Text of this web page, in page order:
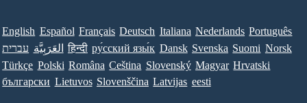
English Español Français Deutsch Italiana Nederlands Português
עברית العَرَبِيَّة हिन्दी ру́сский язы́к Dansk Svenska Suomi Norsk
Türkçe Polski Româna Ceština Slovenský Magyar Hrvatski
български Lietuvos Slovenščina Latvijas eesti